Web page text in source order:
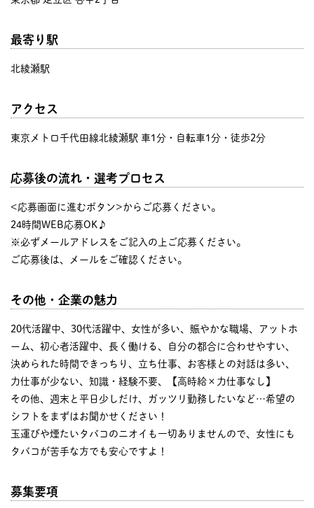
最寄り駅
北綾瀬駅
アクセス
東京メトロ千代田線北綾瀬駅 車1分・自転車1分・徒歩2分
応募後の流れ・選考プロセス
<応募画面に進むボタン>からご応募ください。
24時間WEB応募OK♪
※必ずメールアドレスをご記入の上ご応募ください。
ご応募後は、メールをご確認ください。
その他・企業の魅力
20代活躍中、30代活躍中、女性が多い、賑やかな職場、アットホ
ーム、初心者活躍中、長く働ける、自分の都合に合わせやすい、
決められた時間できっちり、立ち仕事、お客様との対話は多い、
力仕事が少ない、知識・経験不要、【高時給×力仕事なし】
その他、週末と平日少しだけ、ガッツリ勤務したいなど…希望の
シフトをまずはお聞かせください！
玉運びや煙たいタバコのニオイも一切ありませんので、女性にも
タバコが苦手な方でも安心ですよ！
募集要項